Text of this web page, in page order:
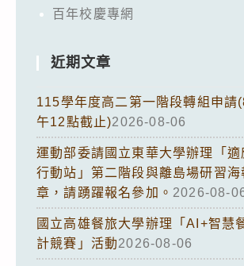
百年校慶專網
近期文章
115學年度高二第一階段轉組申請
午12點截止)2026-08-06
運動部委請國立東華大學辦理「適
行動站」第二階段與離島場研習海
章，請踴躍報名參加。 2026-08-
國立高雄餐旅大學辦理「AI+智慧
計競賽」活動2026-08-06